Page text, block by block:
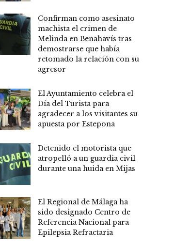
Confirman como asesinato
machista el crimen de
Melinda en Benahavís tras
demostrarse que había
retomado la relación con su
agresor
El Ayuntamiento celebra el
Día del Turista para
agradecer a los visitantes su
apuesta por Estepona
Detenido el motorista que
atropelló a un guardia civil
durante una huida en Mijas
El Regional de Málaga ha
sido designado Centro de
Referencia Nacional para
Epilepsia Refractaria